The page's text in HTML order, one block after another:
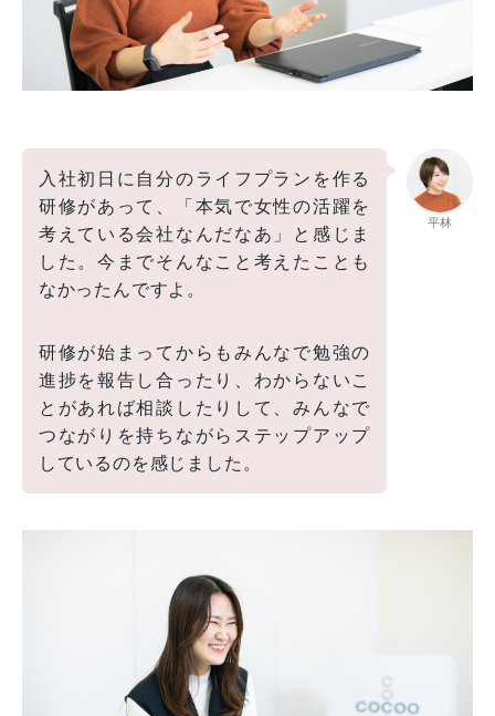
平林
入社初日に自分のライフプランを作る
研修があって、「本気で女性の活躍を
考えている会社なんだなあ」と感じま
した。今までそんなこと考えたことも
なかったんですよ。
研修が始まってからもみんなで勉強の
進捗を報告し合ったり、わからないこ
とがあれば相談したりして、みんなで
つながりを持ちながらステップアップ
しているのを感じました。